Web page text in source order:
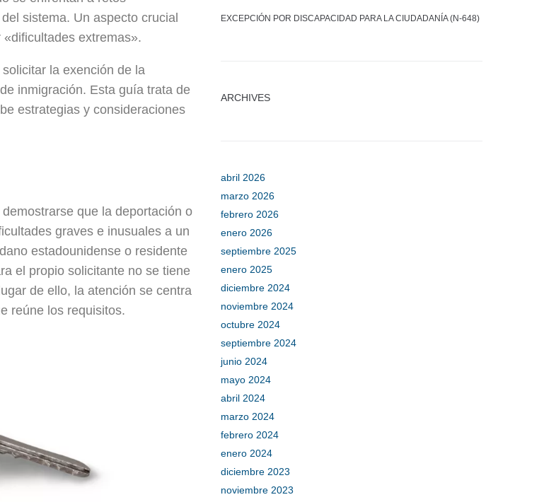
sistema. Un aspecto crucial
extremas».
la exención de la
inmigración. Esta guía trata de
estrategias y consideraciones
que la deportación o
graves e inusuales a un
estadounidense o residente
el propio solicitante no se tiene
de ello, la atención se centra
reúne los requisitos.
EXCEPCIÓN POR DISCAPACIDAD PARA LA CIUDADANÍA (N-648)
ARCHIVES
abril 2026
marzo 2026
febrero 2026
enero 2026
septiembre 2025
enero 2025
diciembre 2024
noviembre 2024
octubre 2024
septiembre 2024
junio 2024
mayo 2024
abril 2024
marzo 2024
febrero 2024
enero 2024
diciembre 2023
noviembre 2023